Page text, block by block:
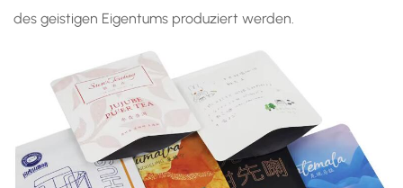
des geistigen Eigentums produziert werden.